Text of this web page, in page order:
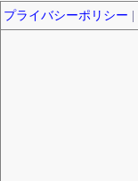
プライバシーポリシー